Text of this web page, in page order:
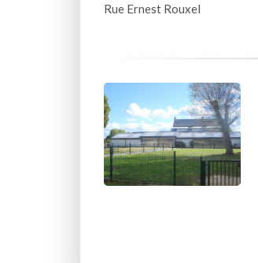
Rue Ernest Rouxel